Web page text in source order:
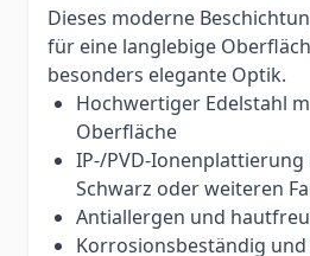
Dieses moderne
für eine langlebige
besonders elegante Optik.
Hochwertiger Edelstahl
Oberfläche
IP-/PVD-Ionenplattierung
Schwarz oder weiteren
Antiallergen und
Korrosionsbeständig